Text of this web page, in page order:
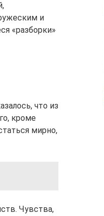
и
«разборки»
что из
кроме
мирно,
Чувства,